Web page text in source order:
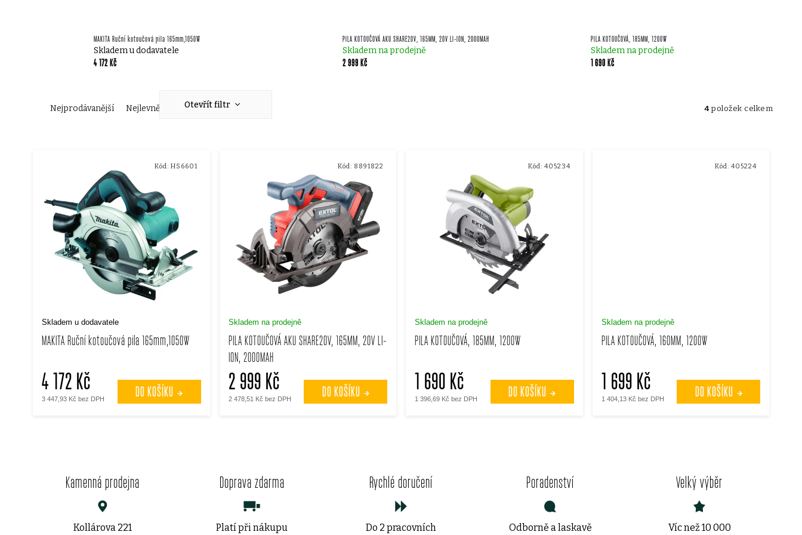
MAKITA Ruční kotoučová pila 165mm,1050W
Skladem u dodavatele
4 172 Kč
PILA KOTOUČOVÁ AKU SHARE20V, 165MM, 20V LI-ION, 2000MAH
Skladem na prodejně
2 999 Kč
PILA KOTOUČOVÁ, 185MM, 1200W
Skladem na prodejně
1 690 Kč
Ř
e
r
o
d
u
Nejprodávanější Nejlevnější Nejdražší Abecedně 4položek celkem
Otevřít filtr
MAKITA Ruční kotoučová pila 165mm,1050W
Skladem u dodavatele
3 447,93 Kč bez DPH
4 172 Kč DO KOŠÍKU
Kód: HS6601
PILA KOTOUČOVÁ AKU SHARE20V, 165MM, 20V LI-
ION, 2000MAH
Skladem na prodejně
2 478,51 Kč bez DPH
2 999 Kč DO KOŠÍKU
Kód: 8891822
PILA KOTOUČOVÁ, 185MM, 1200W
Skladem na prodejně
1 396,69 Kč bez DPH
1 690 Kč DO KOŠÍKU
Kód: 405234
PILA KOTOUČOVÁ, 160MM, 1200W
Skladem na prodejně
1 404,13 Kč bez DPH
1 699 Kč DO KOŠÍKU
Kód: 405224
v
l
á
Kamenná prodejna
Kollárova 221
Doprava zdarma
Platí při nákupu
Rychlé doručení
Do 2 pracovních
Poradenství
Odborně a laskavě
Velký výběr
Víc než 10 000